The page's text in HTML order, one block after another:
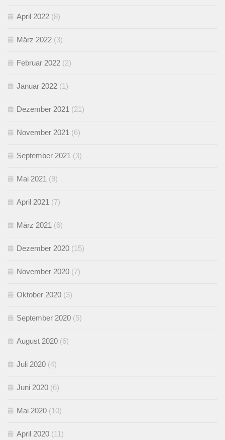
April 2022 (8)
März 2022 (3)
Februar 2022 (2)
Januar 2022 (1)
Dezember 2021 (21)
November 2021 (6)
September 2021 (3)
Mai 2021 (9)
April 2021 (7)
März 2021 (6)
Dezember 2020 (15)
November 2020 (7)
Oktober 2020 (3)
September 2020 (5)
August 2020 (6)
Juli 2020 (4)
Juni 2020 (6)
Mai 2020 (10)
April 2020 (11)